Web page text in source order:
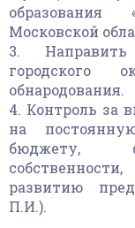
образования
Московской
3.
городского
обнародования.
4. Контроль за
на
бюджету,
развитию
П.И.).